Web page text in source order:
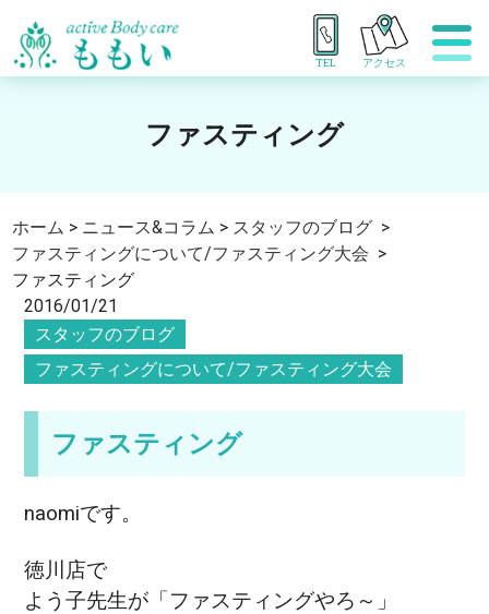
TEL アクセス
ファスティング
ホーム > ニュース&コラム > スタッフのブログ >
ファスティングについて/ファスティング大会 >
ファスティング
2016/01/21
スタッフのブログ
ファスティングについて/ファスティング大会
ファスティング
naomiです。
徳川店で
よう子先生が「ファスティングやろ～」